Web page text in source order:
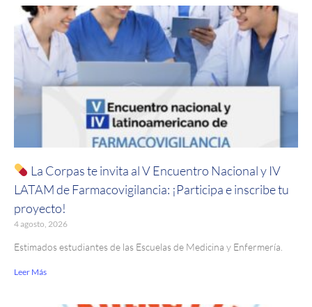
La Corpas te invita al V Encuentro Nacional y IV
LATAM de Farmacovigilancia: ¡Participa e inscribe tu
proyecto!
4 agosto, 2026
Estimados estudiantes de las Escuelas de Medicina y Enfermería.
Leer Más